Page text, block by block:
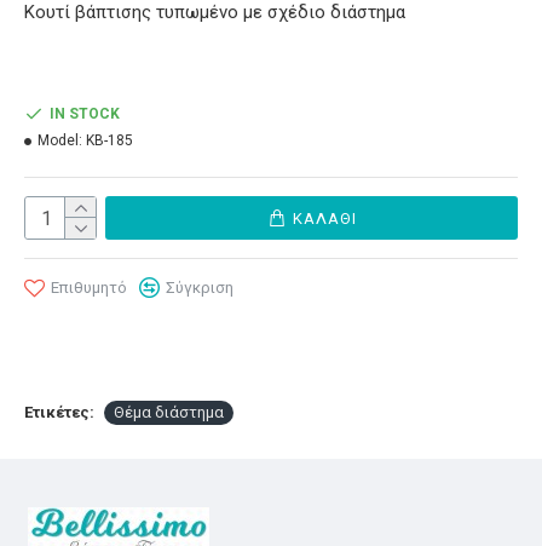
Κουτί βάπτισης τυπωμένο με σχέδιο διάστημα
IN STOCK
Model: ΚΒ-185
ΚΑΛΆΘΙ
Επιθυμητό Σύγκριση
Ετικέτες: Θέμα διάστημα